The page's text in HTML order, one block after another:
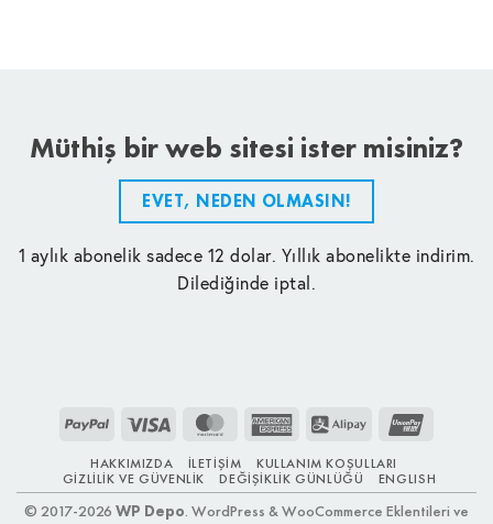
Müthiş bir web sitesi ister misiniz?
EVET, NEDEN OLMASIN!
1 aylık abonelik sadece 12 dolar. Yıllık abonelikte indirim.
Dilediğinde iptal.
PayPal Visa MasterCardAmerican
Alipay
HAKKIMIZDA İLETIŞIM
KULLANIM KOŞULLARI
GIZLILIK VE GÜVENLIK
DEĞIŞIKLIK GÜNLÜĞÜ ENGLISH
© 2017-2026 WP Depo. WordPress & WooCommerce Eklentileri ve